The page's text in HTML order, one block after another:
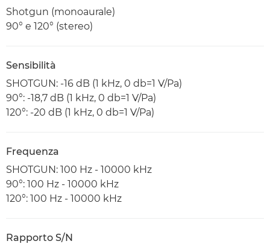
Shotgun (monoaurale)
90° e 120° (stereo)
Sensibilità
SHOTGUN: -16 dB (1 kHz, 0 db=1 V/Pa)
90°: -18,7 dB (1 kHz, 0 db=1 V/Pa)
120°: -20 dB (1 kHz, 0 db=1 V/Pa)
Frequenza
SHOTGUN: 100 Hz - 10000 kHz
90°: 100 Hz - 10000 kHz
120°: 100 Hz - 10000 kHz
Rapporto S/N